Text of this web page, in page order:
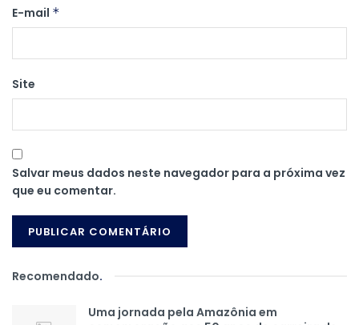
E-mail *
Site
Salvar meus dados neste navegador para a próxima vez
que eu comentar.
Recomendado.
Uma jornada pela Amazônia em